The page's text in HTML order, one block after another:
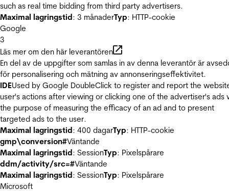
such as real time bidding from third party advertisers.
Maximal lagringstid: 3 månaderTyp: HTTP-cookie
Google
3
Läs mer om den här leverantören
En del av de uppgifter som samlas in av denna leverantör är
för personalisering och mätning av annonseringseffektivitet.
IDEUsed by Google DoubleClick to register and report the
user's actions after viewing or clicking one of the advertiser's ads
the purpose of measuring the efficacy of an ad and to present
targeted ads to the user.
Maximal lagringstid: 400 dagarTyp: HTTP-cookie
gmp\conversion#Väntande
Maximal lagringstid: SessionTyp: Pixelspårare
ddm/activity/src=#Väntande
Maximal lagringstid: SessionTyp: Pixelspårare
Microsoft